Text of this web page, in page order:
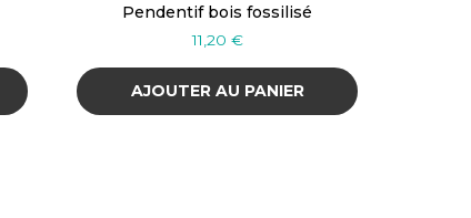
Pendentif bois fossilisé
11,20 €
AJOUTER AU PANIER